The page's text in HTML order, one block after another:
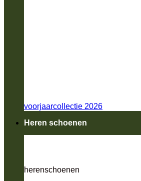
voorjaarcollectie 2026
Heren schoenen
herenschoenen